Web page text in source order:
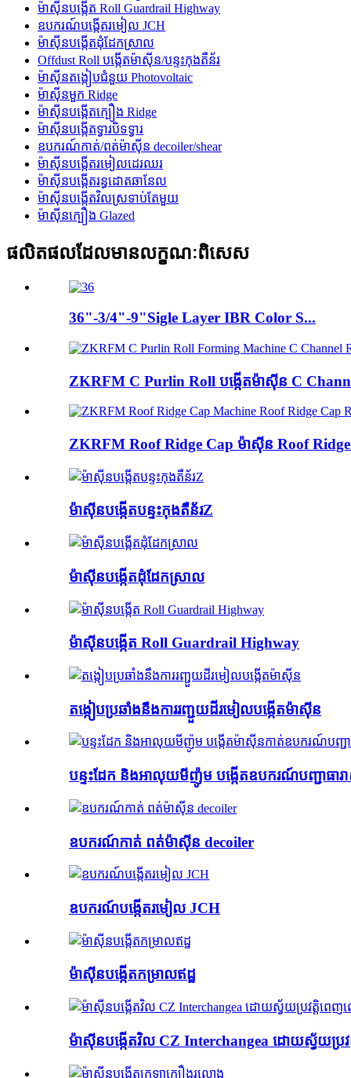
ម៉ាស៊ីនបង្កើត Roll Guardrail Highway
ឧបករណ៍បង្កើតរមៀល JCH
ម៉ាស៊ីនបង្កើតដុំដែកស្រាល
Offdust Roll បង្កើតម៉ាស៊ីន/បន្ទះកុងតឺន័រ
ម៉ាស៊ីនតង្កៀបជំនួយ Photovoltaic
ម៉ាស៊ីនមួក Ridge
ម៉ាស៊ីនបង្កើតក្បឿង Ridge
ម៉ាស៊ីនបង្កើតទ្វារបិទទ្វារ
ឧបករណ៍កាត់/ពត់ម៉ាស៊ីន decoiler/shear
ម៉ាស៊ីនបង្កើតរមៀលដេរឈរ
ម៉ាស៊ីនបង្កើតរន្ធដោតឆានែល
ម៉ាស៊ីនបង្កើតវិលស្រទាប់តែមួយ
ម៉ាស៊ីនក្បឿង Glazed
ផលិតផលដែលមានលក្ខណៈពិសេស
36"-3/4"-9"Sigle Layer IBR Color S...
ZKRFM C Purlin Roll បង្កើតម៉ាស៊ីន C
ZKRFM Roof Ridge Cap ម៉ាស៊ីន Roof
ម៉ាស៊ីនបង្កើតបន្ទះកុងតឺន័រZ
ម៉ាស៊ីនបង្កើតដុំដែកស្រាល
ម៉ាស៊ីនបង្កើត Roll Guardrail Highway
តង្កៀបប្រឆាំងនឹងការរញ្ជួយដីរមៀលបង្កើតម៉ាស៊ីន
បន្ទះដែក និងអាលុយមីញ៉ូម បង្កើតឧបករណ៍បញ្ជាធារា
ឧបករណ៍កាត់ ពត់ម៉ាស៊ីន decoiler
ឧបករណ៍បង្កើតរមៀល JCH
ម៉ាស៊ីនបង្កើតកម្រាលឥដ្ឋ
ម៉ាស៊ីនបង្កើតវិល CZ Interchangea ដោយស្វ័យប្រ